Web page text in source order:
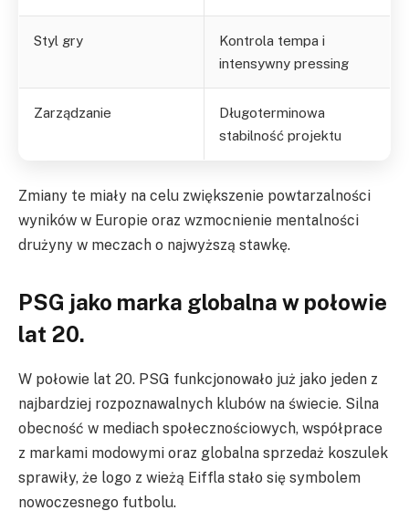
Styl gry
Kontrola tempa i
intensywny pressing
Zarządzanie
Długoterminowa
stabilność projektu
Zmiany te miały na celu zwiększenie powtarzalności
wyników w Europie oraz wzmocnienie mentalności
drużyny w meczach o najwyższą stawkę.
PSG jako marka globalna w połowie
lat 20.
W połowie lat 20. PSG funkcjonowało już jako jeden z
najbardziej rozpoznawalnych klubów na świecie. Silna
obecność w mediach społecznościowych, współprace
z markami modowymi oraz globalna sprzedaż koszulek
sprawiły, że logo z wieżą Eiffla stało się symbolem
nowoczesnego futbolu.